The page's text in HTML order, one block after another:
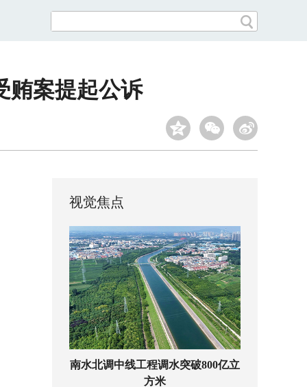
贿案提起公诉
视觉焦点
南水北调中线工程调水突破800亿立
方米